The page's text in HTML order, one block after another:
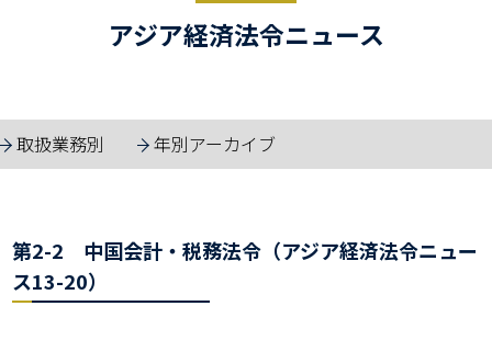
アジア経済法令ニュース
取扱業務別 年別アーカイブ
第2-2 中国会計・税務法令（アジア経済法令ニュー
ス13-20）